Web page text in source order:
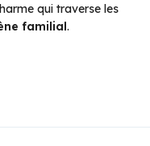
qui traverse les
familial.